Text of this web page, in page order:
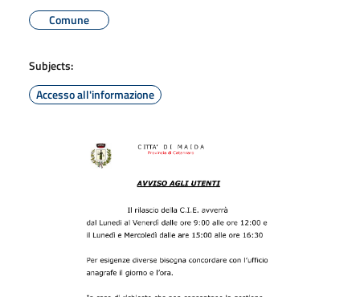
Comune
Subjects:
Accesso all'informazione